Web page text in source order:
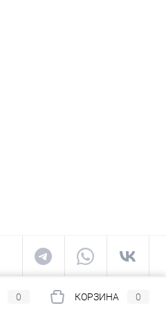
0 КОРЗИНА 0